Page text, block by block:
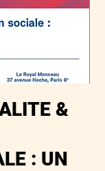
&
: UN